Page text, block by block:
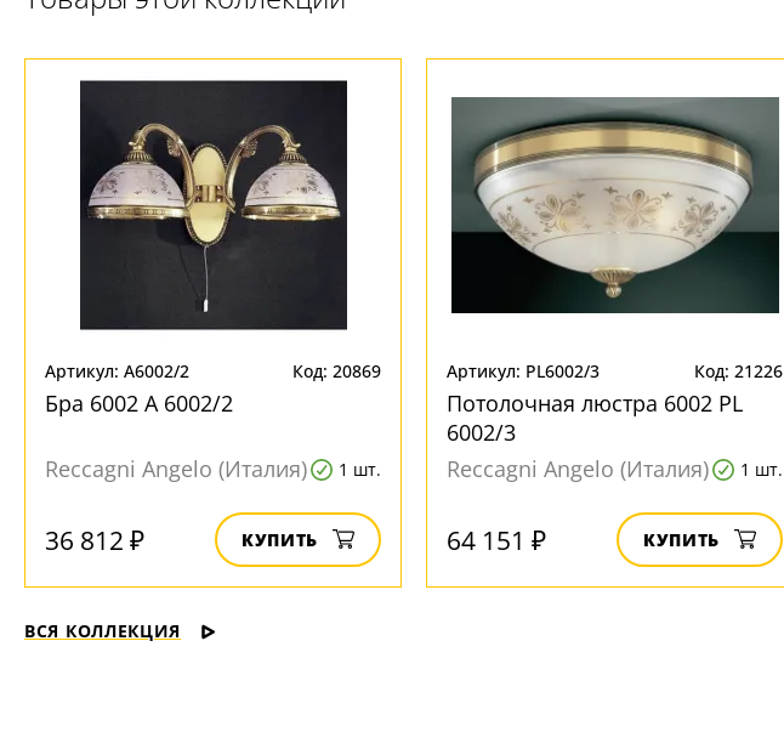
Артикул: A6002/2 Код: 20869
Бра 6002 A 6002/2
Reccagni Angelo (Италия) 1 шт.
36 812 ₽ КУПИТЬ
Артикул: PL6002/3 Код: 21226
Потолочная люстра 6002 PL
6002/3
Reccagni Angelo (Италия)
1 шт.
64 151 ₽ КУПИТЬ
ВСЯ КОЛЛЕКЦИЯ